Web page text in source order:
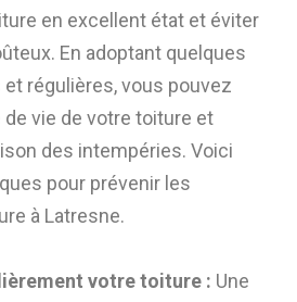
en excellent état et éviter
En adoptant quelques
régulières, vous pouvez
de vie de votre toiture et
des intempéries. Voici
pour prévenir les
à Latresne.
votre toiture : Une